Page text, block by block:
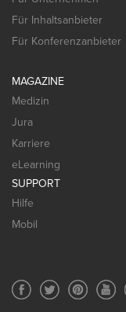
Für Inhaltsanbieter
Für Konferenzanbieter
MAGAZINE
Medizin
Jura
Karriere
eLearning
SUPPORT
Hilfe
Mobil